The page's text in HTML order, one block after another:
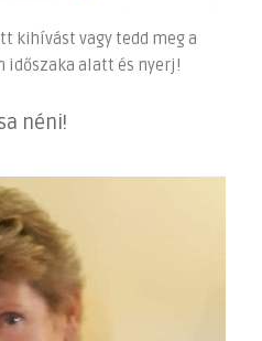
kihívást vagy tedd meg a
időszaka alatt és nyerj!
néni!